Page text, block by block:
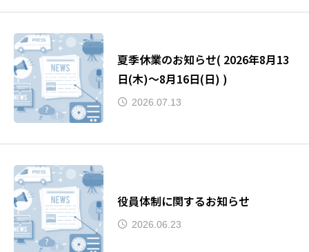
夏季休業のお知らせ( 2026年8月13
日(木)～8月16日(日) )
2026.07.13
役員体制に関するお知らせ
2026.06.23